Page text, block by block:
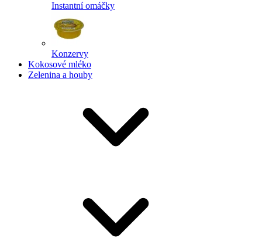
Instantní omáčky
Konzervy
Kokosové mléko
Zelenina a houby